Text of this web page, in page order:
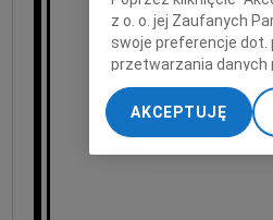
z o. o. jej Zaufanych
swoje preferencje dot.
przetwarzania danych
„Ustawienia
My, nasi Zaufani
dokładnych danych
AKCEPTUJĘ